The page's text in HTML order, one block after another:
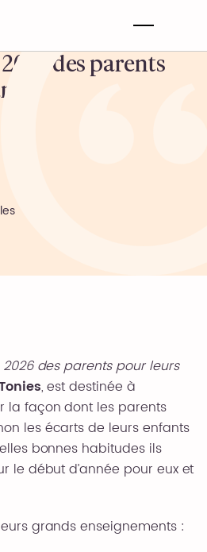
des parents
2026 des parents pour leurs
, est destinée à
la façon dont les parents
les écarts de leurs enfants
bonnes habitudes ils
le début d’année pour eux et
grands enseignements :